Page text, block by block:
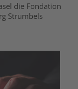
die Fondation
Strumbels